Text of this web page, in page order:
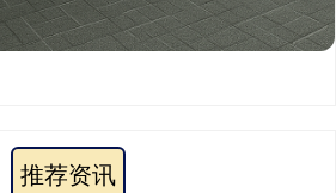
推荐资讯